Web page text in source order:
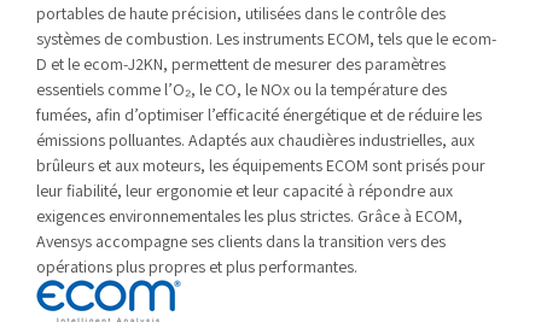
portables de haute précision, utilisées dans le contrôle des
systèmes de combustion. Les instruments ECOM, tels que le ecom-
D et le ecom-J2KN, permettent de mesurer des paramètres
essentiels comme l’O₂, le CO, le NOx ou la température des
fumées, afin d’optimiser l’efficacité énergétique et de réduire les
émissions polluantes. Adaptés aux chaudières industrielles, aux
brûleurs et aux moteurs, les équipements ECOM sont prisés pour
leur fiabilité, leur ergonomie et leur capacité à répondre aux
exigences environnementales les plus strictes. Grâce à ECOM,
Avensys accompagne ses clients dans la transition vers des
opérations plus propres et plus performantes.